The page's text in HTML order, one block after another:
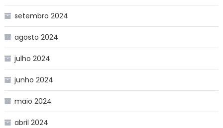
setembro 2024
agosto 2024
julho 2024
junho 2024
maio 2024
abril 2024